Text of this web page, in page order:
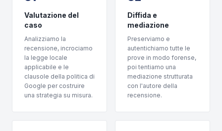
Valutazione del
caso
Analizziamo la
recensione, incrociamo
la legge locale
applicabile e le
clausole della politica di
Google per costruire
una strategia su misura.
Diffida e
mediazione
Preserviamo e
autentichiamo tutte le
prove in modo forense,
poi tentiamo una
mediazione strutturata
con l'autore della
recensione.